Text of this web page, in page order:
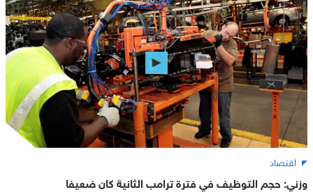
اقتصاد
وزني: حجم التوظيف في فترة ترامب الثانية كان ضعيفا